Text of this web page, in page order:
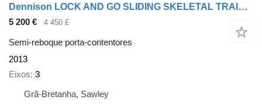
Dennison LOCK AND GO SLIDING SKELETAL TRAILER - C345790
5 200 € 4 450 £
Semi-reboque porta-contentores
2013
Eixos 3
Grã-Bretanha, Sawley